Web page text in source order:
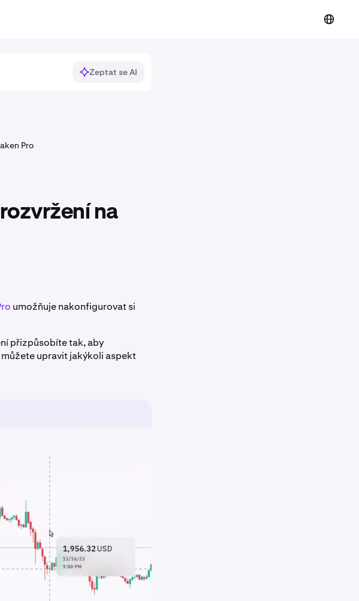
Zeptat se AI
Pro
na
umožňuje nakonfigurovat si
přizpůsobíte tak, aby
upravit jakýkoli aspekt